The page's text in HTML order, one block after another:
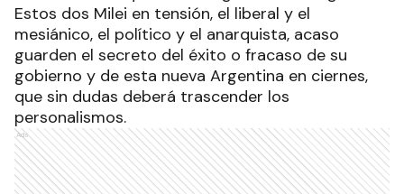
Estos dos Milei en tensión, el liberal y el
mesiánico, el político y el anarquista, acaso
guarden el secreto del éxito o fracaso de su
gobierno y de esta nueva Argentina en ciernes,
que sin dudas deberá trascender los
personalismos.
Ads